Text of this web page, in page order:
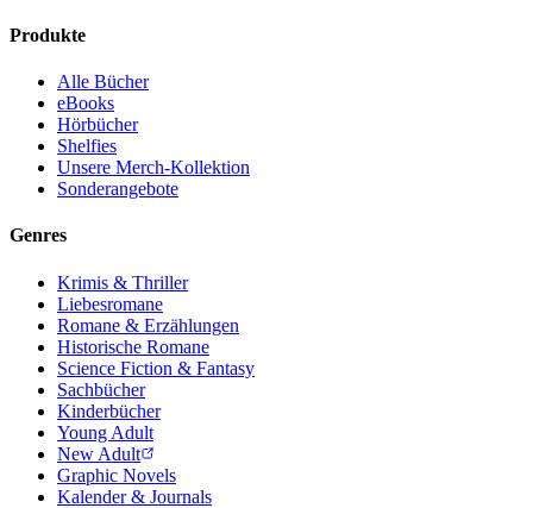
Produkte
Alle Bücher
eBooks
Hörbücher
Shelfies
Unsere Merch-Kollektion
Sonderangebote
Genres
Krimis & Thriller
Liebesromane
Romane & Erzählungen
Historische Romane
Science Fiction & Fantasy
Sachbücher
Kinderbücher
Young Adult
New Adult
Graphic Novels
Kalender & Journals